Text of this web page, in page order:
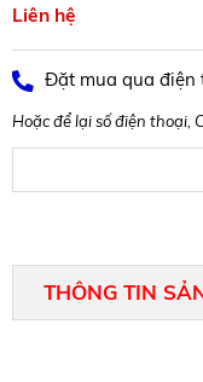
Liên hệ
Đặt mua qua điện
Hoặc để lại số điện thoại,
THÔNG TIN